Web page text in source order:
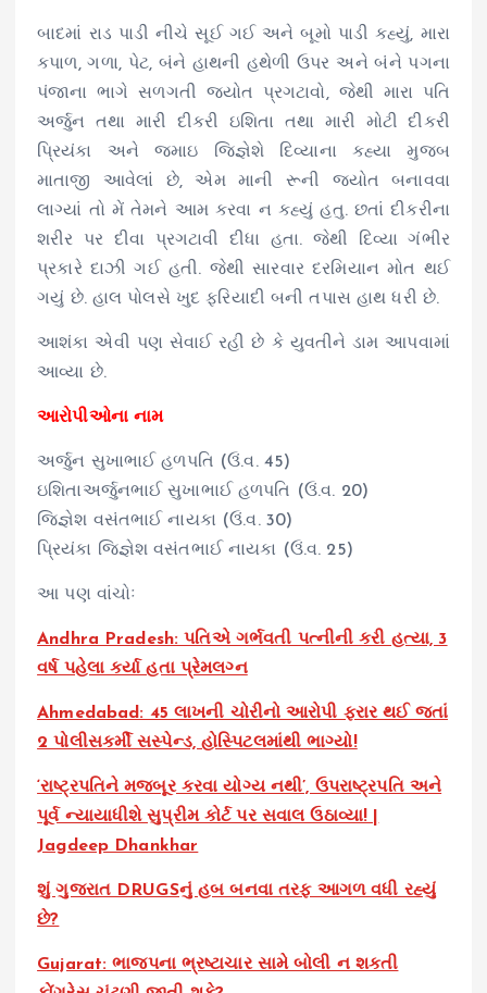
બાદમાં રાડ પાડી નીચે સૂઈ ગઈ અને બૂમો પાડી કહ્યું, મારા
કપાળ, ગળા, પેટ, બંને હાથની હથેળી ઉપર અને બંને પગના
પંજાના ભાગે સળગતી જ્યોત પ્રગટાવો, જેથી મારા પતિ
અર્જુન તથા મારી દીકરી ઇશિતા તથા મારી મોટી દીકરી
પ્રિયંકા અને જમાઇ જિજ્ઞેશે દિવ્યાના કહ્યા મુજબ
માતાજી આવેલાં છે, એમ માની રૂની જ્યોત બનાવવા
લાગ્યાં તો મેં તેમને આમ કરવા ન કહ્યું હતુ. છતાં દીકરીના
શરીર પર દીવા પ્રગટાવી દીધા હતા. જેથી દિવ્યા ગંભીર
પ્રકારે દાઝી ગઈ હતી. જેથી સારવાર દરમિયાન મોત થઈ
ગયું છે. હાલ પોલસે ખુદ ફરિયાદી બની તપાસ હાથ ધરી છે.
આશંકા એવી પણ સેવાઈ રહી છે કે યુવતીને ડામ આપવામાં
આવ્યા છે.
આરોપીઓના નામ
અર્જુન સુખાભાઈ હળપતિ (ઉં.વ. 45)
ઇશિતાઅર્જુનભાઈ સુખાભાઈ હળપતિ (ઉં.વ. 20)
જિજ્ઞેશ વસંતભાઈ નાયકા (ઉં.વ. 30)
પ્રિયંકા જિજ્ઞેશ વસંતભાઈ નાયકા (ઉં.વ. 25)
આ પણ વાંચોઃ
Andhra Pradesh: પતિએ ગર્ભવતી પત્નીની કરી હત્યા, 3
વર્ષ પહેલા કર્યા હતા પ્રેમલગ્ન
Ahmedabad: 45 લાખની ચોરીનો આરોપી ફરાર થઈ જતાં
2 પોલીસકર્મી સસ્પેન્ડ, હોસ્પિટલમાંથી ભાગ્યો!
‘રાષ્ટ્રપતિને મજબૂર કરવા યોગ્ય નથી’, ઉપરાષ્ટ્રપતિ અને
પૂર્વ ન્યાયાધીશે સુપ્રીમ કોર્ટ પર સવાલ ઉઠાવ્યા! |
Jagdeep Dhankhar
શું ગુજરાત DRUGSનું હબ બનવા તરફ આગળ વધી રહ્યું
છે?
Gujarat: ભાજપના ભ્રષ્ટાચાર સામે બોલી ન શકતી